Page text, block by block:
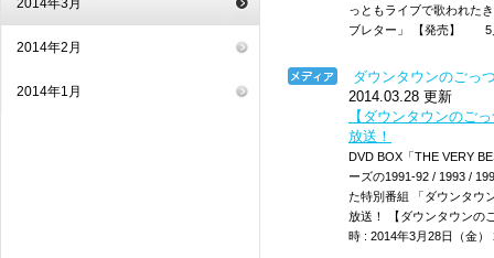
2014年3月
2014年2月
2014年1月
っともライブで歌われた
ブレター」 【発売】 5
ダウンタウンのごっ
2014.03.28 更新
【ダウンタウンのご
放送！
DVD BOX「THE VERY
ーズの1991-92 / 1993 /
た特別番組 「ダウンタウ
放送！ 【ダウンタウンの
時 : 2014年3月28日（金）